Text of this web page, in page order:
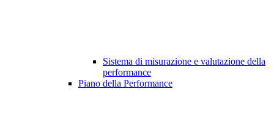
Sistema di misurazione e valutazione della
performance
Piano della Performance